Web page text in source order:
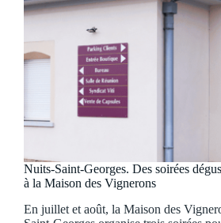
Nuits-Saint-Georges. Des soirées
à la Maison des Vignerons
En juillet et août, la Maison des